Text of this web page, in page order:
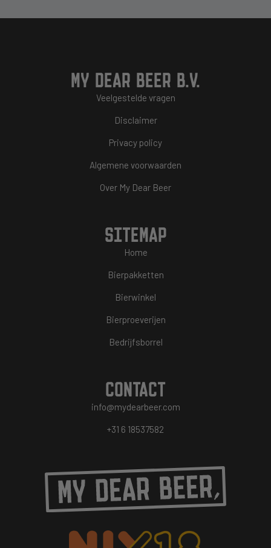
MY DEAR BEER B.V.
Veelgestelde vragen
Disclaimer
Privacy policy
Algemene voorwaarden
Over My Dear Beer
SITEMAP
Home
Bierpakketten
Bierwinkel
Bierproeverijen
Bedrijfsborrel
CONTACT
info@mydearbeer.com
+31 6 18537582